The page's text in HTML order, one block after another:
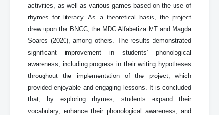
activities, as well as various games based on the use of
rhymes for literacy. As a theoretical basis, the project
drew upon the BNCC, the MDC Alfabetiza MT and Magda
Soares (2020), among others. The results demonstrated
significant improvement in students’ phonological
awareness, including progress in their writing hypotheses
throughout the implementation of the project, which
provided enjoyable and engaging lessons. It is concluded
that, by exploring rhymes, students expand their
vocabulary, enhance their phonological awareness, and